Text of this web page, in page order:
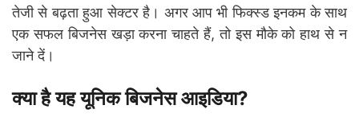
तेजी से बढ़ता हुआ सेक्टर है। अगर आप भी फिक्स्ड इनकम के साथ
एक सफल बिजनेस खड़ा करना चाहते हैं, तो इस मौके को हाथ से न
जाने दें।
क्या है यह यूनिक बिजनेस आइडिया?